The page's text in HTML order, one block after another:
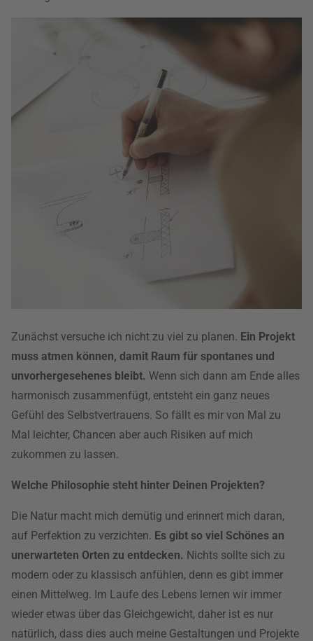
Zunächst versuche ich nicht zu viel zu planen. Ein Projekt
muss atmen können, damit Raum für spontanes und
unvorhergesehenes bleibt. Wenn sich dann am Ende alles
harmonisch zusammenfügt, entsteht ein ganz neues
Gefühl des Selbstvertrauens. So fällt es mir von Mal zu
Mal leichter, Chancen aber auch Risiken auf mich
zukommen zu lassen.
Welche Philosophie steht hinter Deinen Projekten?
Die Natur macht mich demütig und erinnert mich daran,
auf Perfektion zu verzichten. Es gibt so viel Schönes an
unerwarteten Orten zu entdecken. Nichts sollte sich zu
modern oder zu klassisch anfühlen, denn es gibt immer
einen Mittelweg. Im Laufe des Lebens lernen wir immer
wieder etwas über das Gleichgewicht, daher ist es nur
natürlich, dass dies auch meine Gestaltungen und Projekte